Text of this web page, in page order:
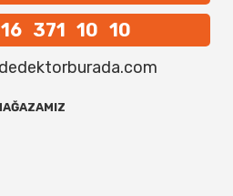
371 10 10